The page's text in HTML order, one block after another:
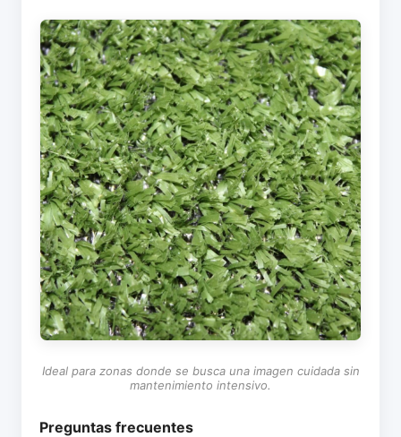
Ideal para zonas donde se busca una imagen cuidada sin
mantenimiento intensivo.
Preguntas frecuentes